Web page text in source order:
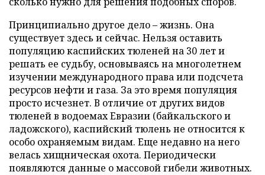
Принципиально другое дело – жизнь. Она
существует здесь и сейчас. Нельзя оставить
популяцию каспийских тюленей на 30 лет и
решать ее судьбу, основываясь на многолетнем
изучении международного права или подсчета
ресурсов нефти и газа. За это время популяция
просто исчезнет. В отличие от других видов
тюленей в водоемах Евразии (байкальского и
ладожского), каспийский тюлень не относится к
особо охраняемым видам. Еще недавно на него
велась хищническая охота. Периодически
появляются данные о массовой гибели животных.